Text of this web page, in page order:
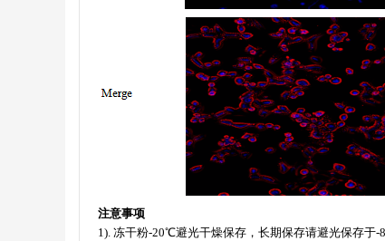
注意事项
1). 冻干粉-20℃避光干燥保存，长期保存请避光保存于-